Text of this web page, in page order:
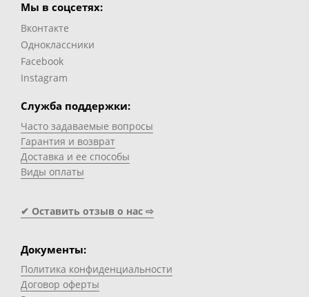
Мы в соцсетях:
Вконтакте
Одноклассники
Facebook
Instagram
Служба поддержки:
Часто задаваемые вопросы
Гарантия и возврат
Доставка и ее способы
Виды оплаты
✔ Оставить отзыв о нас ⇨
Документы:
Политика конфиденциальности
Договор оферты